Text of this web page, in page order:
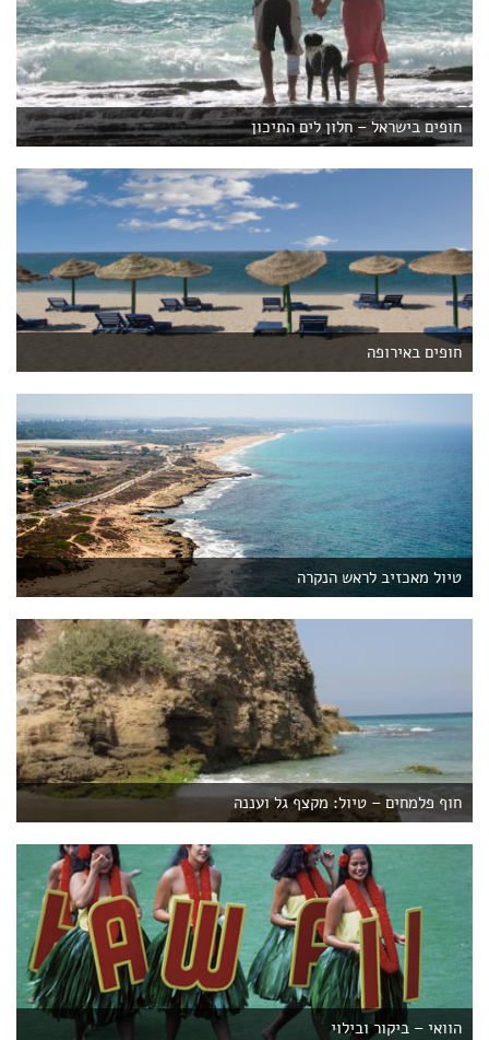
חופים בישראל – חלון לים התיכון
חופים באירופה
טיול מאכזיב לראש הנקרה
חוף פלמחים – טיול: מקצף גל ועננה
הוואי – ביקור ובילוי